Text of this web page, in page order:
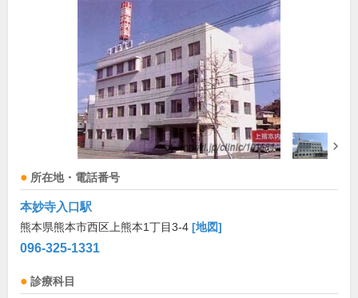
所在地・電話番号
本妙寺入口駅
熊本県熊本市西区上熊本1丁目3-4 [地図]
096-325-1331
診療科目